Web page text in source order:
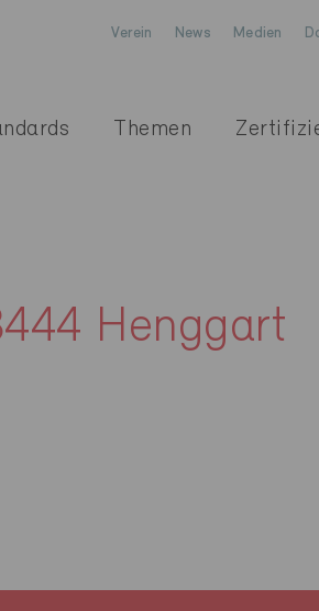
Verein News Medien
Themen
Henggart